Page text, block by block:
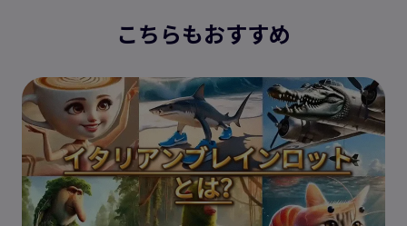
こちらもおすすめ